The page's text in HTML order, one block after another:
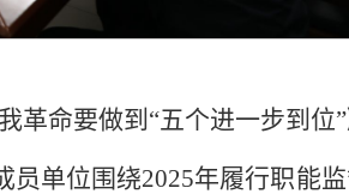
革命要做到“五个进一步到位
单位围绕2025年履行职能